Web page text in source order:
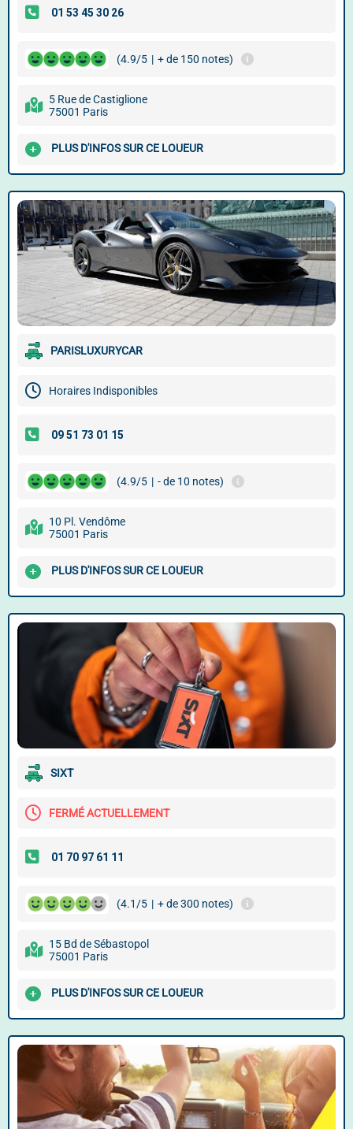
(4.9/5 | + de 150 notes)
5 Rue de Castiglione
75001 Paris
PLUS D'INFOS SUR CE LOUEUR
PARISLUXURYCAR
Horaires Indisponibles
(4.9/5 | - de 10 notes)
10 Pl. Vendôme
75001 Paris
PLUS D'INFOS SUR CE LOUEUR
SIXT
FERMÉ ACTUELLEMENT
(4.1/5 | + de 300 notes)
15 Bd de Sébastopol
75001 Paris
PLUS D'INFOS SUR CE LOUEUR